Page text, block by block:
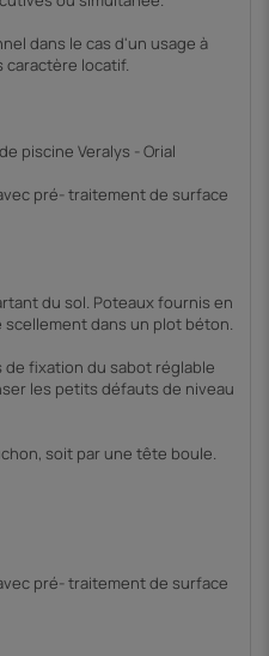
dans le cas d'un usage à
locatif.
piscine Veralys - Orial
pré- traitement de surface
du sol. Poteaux fournis en
scellement dans un plot béton.
de fixation du sabot réglable
les petits défauts de niveau
soit par une tête boule.
pré- traitement de surface